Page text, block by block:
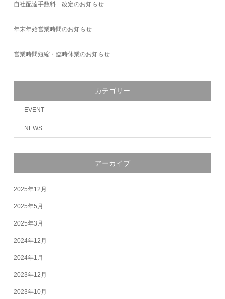
自社配達手数料 改定のお知らせ
年末年始営業時間のお知らせ
営業時間短縮・臨時休業のお知らせ
カテゴリー
EVENT
NEWS
アーカイブ
2025年12月
2025年5月
2025年3月
2024年12月
2024年1月
2023年12月
2023年10月